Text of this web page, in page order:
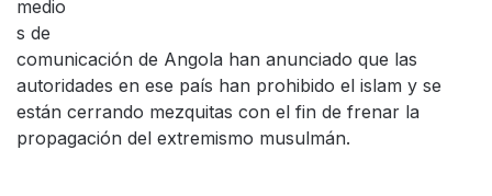
medio
s de
comunicación de Angola han anunciado que las
autoridades en ese país han prohibido el islam y se
están cerrando mezquitas con el fin de frenar la
propagación del extremismo musulmán.